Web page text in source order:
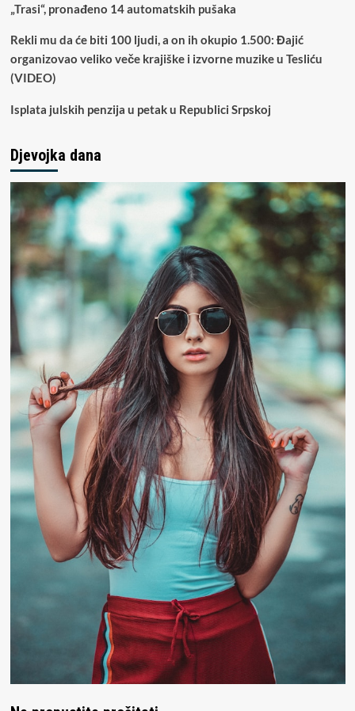
„Trasi“, pronađeno 14 automatskih pušaka
Rekli mu da će biti 100 ljudi, a on ih okupio 1.500: Đajić
organizovao veliko veče krajiške i izvorne muzike u Tesliću
(VIDEO)
Isplata julskih penzija u petak u Republici Srpskoj
Djevojka dana